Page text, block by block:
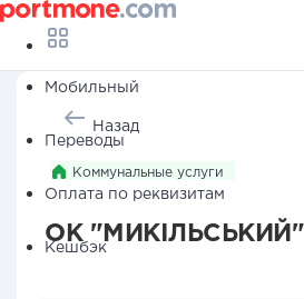
Мобильный
Переводы
Оплата по реквизитам
Кешбэк
Назад
Коммунальные услуги
ОК "МИКІЛЬСЬКИЙ"